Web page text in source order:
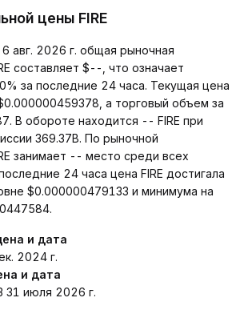
цены FIRE
авг. 2026 г. общая рыночная
составляет $--, что означает
за последние 24 часа. Текущая цена
а торговый объем за
В обороте находится -- FIRE при
369.37B. По рыночной
занимает -- место среди всех
24 часа цена FIRE достигала
$0.000000479133 и минимума на
и дата
2024 г.
и дата
31 июля 2026 г.